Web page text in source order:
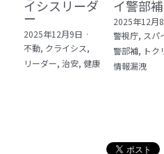
イシスリーダ
ー
2025年12月9日 ·
不動, クライシス,
リーダー, 治安, 健康
イ警部補
2025年12月
警視庁, スパ
警部補, トク
情報漏洩
KIBI 榎本澄雄